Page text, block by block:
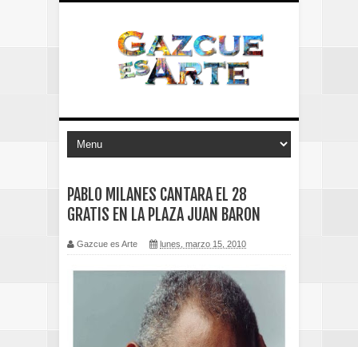
PABLO MILANES CANTARA EL 28
GRATIS EN LA PLAZA JUAN BARON
Gazcue es Arte lunes, marzo 15, 2010